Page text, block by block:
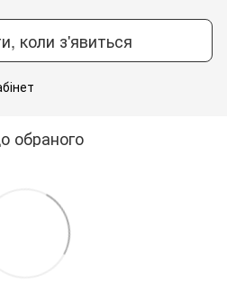
коли з'явиться
обраного